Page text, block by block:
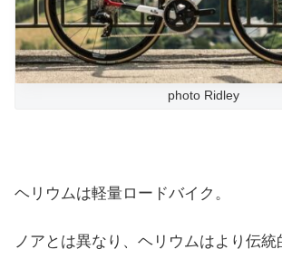
photo Ridley
ヘリウムは軽量ロードバイク。
ノアとは異なり、ヘリウムはより伝